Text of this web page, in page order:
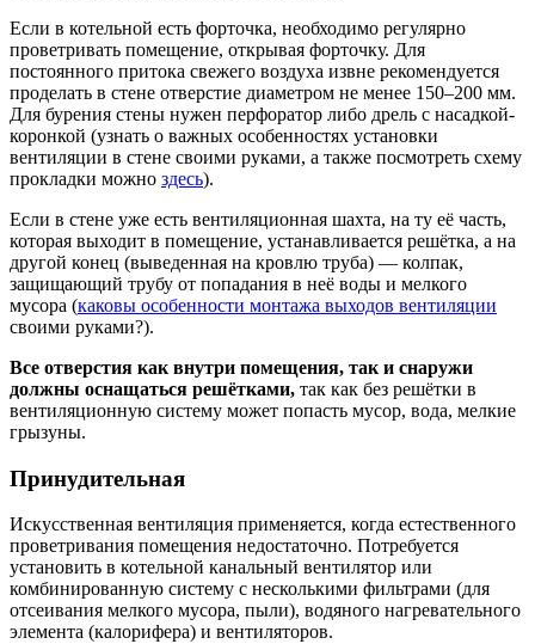
Если в котельной есть форточка, необходимо регулярно
проветривать помещение, открывая форточку. Для
постоянного притока свежего воздуха извне рекомендуется
проделать в стене отверстие диаметром не менее 150–200 мм.
Для бурения стены нужен перфоратор либо дрель с насадкой-
коронкой (узнать о важных особенностях установки
вентиляции в стене своими руками, а также посмотреть схему
прокладки можно здесь).
Если в стене уже есть вентиляционная шахта, на ту её часть,
которая выходит в помещение, устанавливается решётка, а на
другой конец (выведенная на кровлю труба) — колпак,
защищающий трубу от попадания в неё воды и мелкого
мусора (каковы особенности монтажа выходов вентиляции
своими руками?).
Все отверстия как внутри помещения, так и снаружи
должны оснащаться решётками, так как без решётки в
вентиляционную систему может попасть мусор, вода, мелкие
грызуны.
Принудительная
Искусственная вентиляция применяется, когда естественного
проветривания помещения недостаточно. Потребуется
установить в котельной канальный вентилятор или
комбинированную систему с несколькими фильтрами (для
отсеивания мелкого мусора, пыли), водяного нагревательного
элемента (калорифера) и вентиляторов.